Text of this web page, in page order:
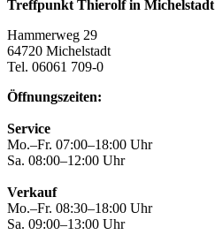
Treffpunkt Thierolf in Michelstadt
Hammerweg 29
64720 Michelstadt
Tel. 06061 709-0
Öffnungszeiten:
Service
Mo.–Fr. 07:00–18:00 Uhr
Sa. 08:00–12:00 Uhr
Verkauf
Mo.–Fr. 08:30–18:00 Uhr
Sa. 09:00–13:00 Uhr